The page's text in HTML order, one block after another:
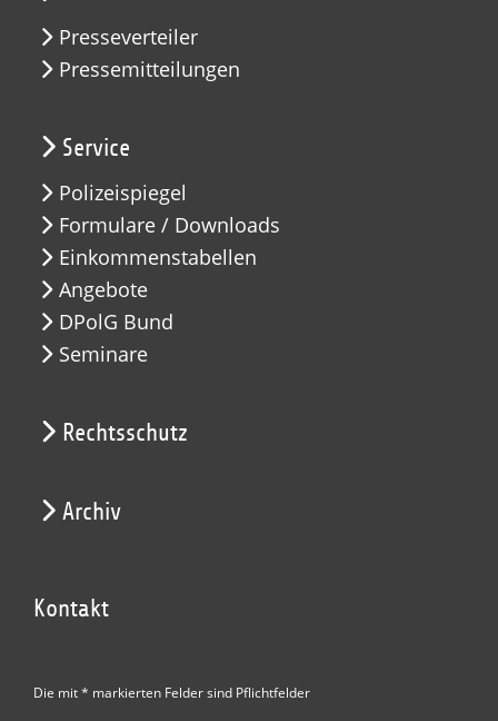
Presseverteiler
Pressemitteilungen
Service
Polizeispiegel
Formulare / Downloads
Einkommenstabellen
Angebote
DPolG Bund
Seminare
Rechtsschutz
Archiv
Kontakt
Die mit * markierten Felder sind Pflichtfelder